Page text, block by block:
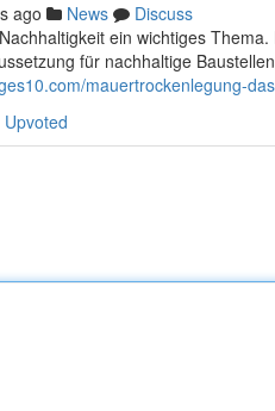
ago News
Discuss
ein wichtiges
für nachhaltige
mauertrockenlegung-